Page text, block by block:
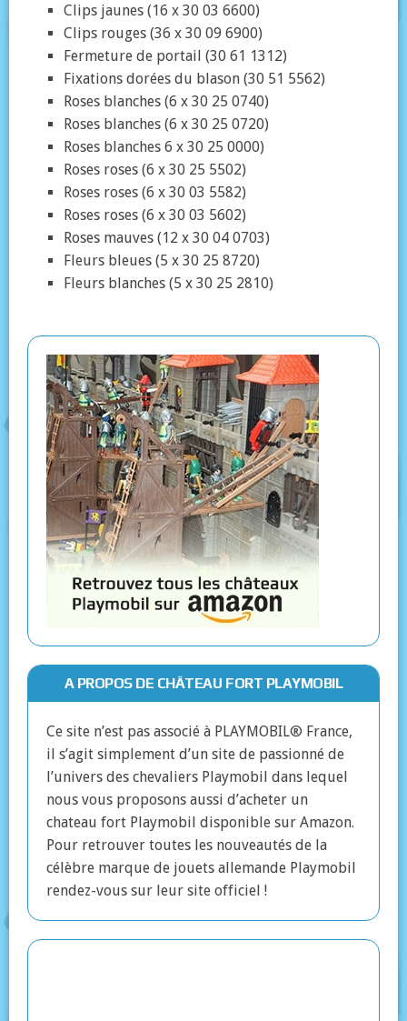
Clips jaunes (16 x 30 03 6600)
Clips rouges (36 x 30 09 6900)
Fermeture de portail (30 61 1312)
Fixations dorées du blason (30 51 5562)
Roses blanches (6 x 30 25 0740)
Roses blanches (6 x 30 25 0720)
Roses blanches 6 x 30 25 0000)
Roses roses (6 x 30 25 5502)
Roses roses (6 x 30 03 5582)
Roses roses (6 x 30 03 5602)
Roses mauves (12 x 30 04 0703)
Fleurs bleues (5 x 30 25 8720)
Fleurs blanches (5 x 30 25 2810)
A PROPOS DE CHÂTEAU FORT PLAYMOBIL
Ce site n’est pas associé à PLAYMOBIL® France,
il s’agit simplement d’un site de passionné de
l’univers des chevaliers Playmobil dans lequel
nous vous proposons aussi d’acheter un
chateau fort Playmobil disponible sur Amazon.
Pour retrouver toutes les nouveautés de la
célèbre marque de jouets allemande Playmobil
rendez-vous sur leur site officiel !